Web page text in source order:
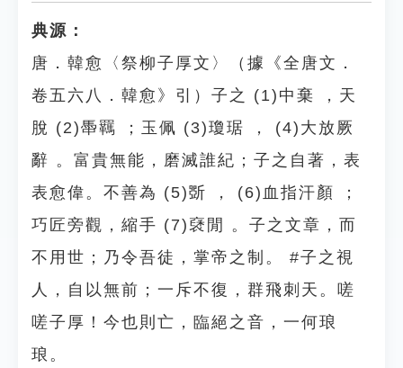
典源：
唐．韓愈〈祭柳子厚文〉（據《全唐文．
卷五六八．韓愈》引）子之 (1)中棄 ，天
脫 (2)馽羈 ；玉佩 (3)瓊琚 ， (4)大放厥
辭 。富貴無能，磨滅誰紀；子之自著，表
表愈偉。不善為 (5)斲 ， (6)血指汗顏 ；
巧匠旁觀，縮手 (7)褎閒 。子之文章，而
不用世；乃令吾徒，掌帝之制。 #子之視
人，自以無前；一斥不復，群飛刺天。嗟
嗟子厚！今也則亡，臨絕之音，一何琅
琅。